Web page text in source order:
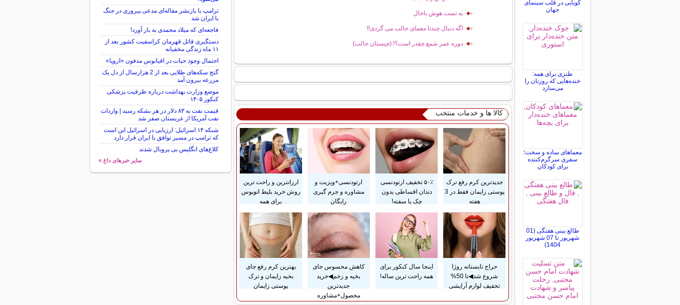
یه تست هوش باحال
اگه دنبال چندتا معمای جالب می گردی!!
دوره عمر شمع چقدر است؟! (چیستان جالب)
کالا ها و خدمات منتخب
جدیدترین کرم رفع ترک
پوستی زایمان فقط در 3
هفته
۵۰٪ تخفیف ارتودنسی
دندان اقساطی بدون
چک یا سفته!
ارتودنسی+ویزیت و
مشاوره و جرم گیری
رایگان
ارزانترین و راحت ترین
روش خرید بلیط اتوبوس
برای همه
حراج تابستانه روژا
شروع شد◀تا 50%
تخفیف لوازم آرایشی
اینجا سال کنکور برای
همه راحت ترین ساله!
کاهش محسوس جای
بخیه و زخم◀خرید
جدیدترین
محصول+مشاوره
بهترین کرم رفع جای
بخیه زایمان و ترک
پوستی زایمان
کوبایی در قلب سینمای
جهان
طنزی برای همه:
خنده‌هایی که روزتان را
می‌سازد
معماهای ساده و سخت؛
سفری سرگرم‌کننده
برای کودکان
طالع بینی هفتگی (01
شهریور تا 07 شهریور
1404)
ترامپ با بازنشر مقاله‌ای مدعی پیروزی در جنگ
با ایران شد
فاجعه‌ای که میلاد محمدی به بار آورد!
دستگیری قاتل قهرمان کراسفیت کشور بعد از
۱۱ ماه زندگی مخفیانه
احتمال وجود حیات در اقیانوس مدفون «اروپا»
گنج سکه‌های طلایی بعد از 2 هزارسال از دل یک
مزرعه بیرون آمد
موضع وزارت بهداشت درباره ظرفیت پزشکی
کنکور ۱۴۰۵
قیمت نفت به ۸۳ دلار در هر بشکه رسید | واردات
نفت آمریکا از عربستان صفر شد
شبکه ۱۴ اسرائیل: ارزیابی در اسرائیل این است
که ترامپ در مسیر توافق با ایران قرار دارد
کلاغ‌های انگلیس بی پروبال شدند
سایر خبرهای داغ »